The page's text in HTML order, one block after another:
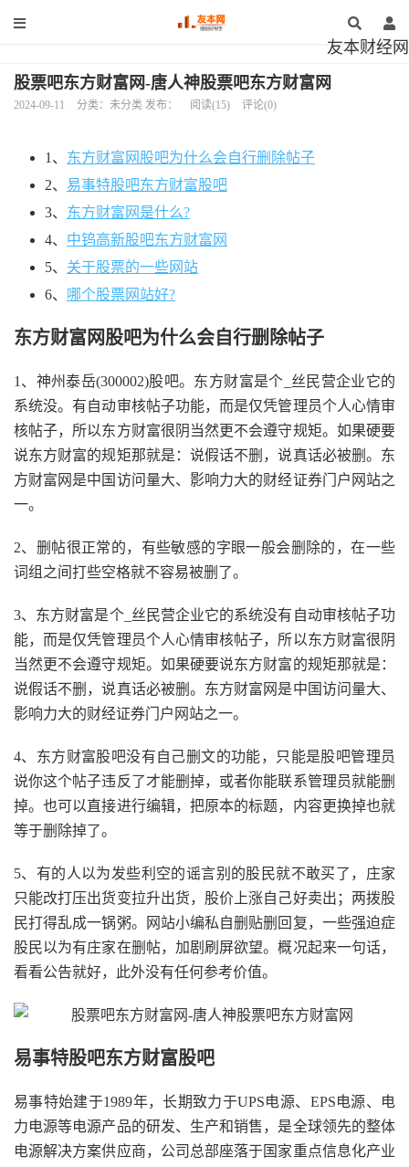
友本财经网
股票吧东方财富网-唐人神股票吧东方财富网
2024-09-11 分类：未分类 发布： 阅读(15) 评论(0)
1、 东方财富网股吧为什么会自行删除帖子
2、 易事特股吧东方财富股吧
3、 东方财富网是什么?
4、 中钨高新股吧东方财富网
5、 关于股票的一些网站
6、
哪个股票网站好?
东方财富网股吧为什么会自行删除帖子
1、神州泰岳(300002)股吧。东方财富是个_丝民营企业它的
系统没。有自动审核帖子功能，而是仅凭管理员个人心情审
核帖子，所以东方财富很阴当然更不会遵守规矩。如果硬要
说东方财富的规矩那就是：说假话不删，说真话必被删。东
方财富网是中国访问量大、影响力大的财经证券门户网站之
一。
2、删帖很正常的，有些敏感的字眼一般会删除的，在一些
词组之间打些空格就不容易被删了。
3、东方财富是个_丝民营企业它的系统没有自动审核帖子功
能，而是仅凭管理员个人心情审核帖子，所以东方财富很阴
当然更不会遵守规矩。如果硬要说东方财富的规矩那就是：
说假话不删，说真话必被删。东方财富网是中国访问量大、
影响力大的财经证券门户网站之一。
4、东方财富股吧没有自己删文的功能，只能是股吧管理员
说你这个帖子违反了才能删掉，或者你能联系管理员就能删
掉。也可以直接进行编辑，把原本的标题，内容更换掉也就
等于删除掉了。
5、有的人以为发些利空的谣言别的股民就不敢买了，庄家
只能改打压出货变拉升出货，股价上涨自己好卖出；两拨股
民打得乱成一锅粥。网站小编私自删贴删回复，一些强迫症
股民以为有庄家在删帖，加剧刷屏欲望。概况起来一句话，
看看公告就好，此外没有任何参考价值。
易事特股吧东方财富股吧
易事特始建于1989年，长期致力于UPS电源、EPS电源、电
力电源等电源产品的研发、生产和销售，是全球领先的整体
电源解决方案供应商，公司总部座落于国家重点信息化产业